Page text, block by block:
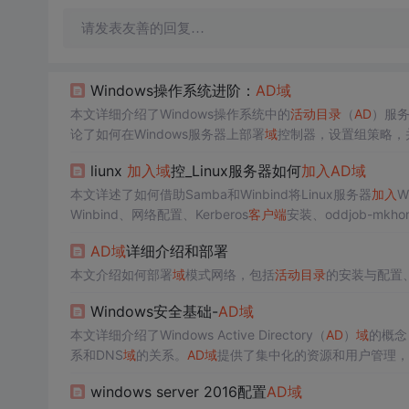
请发表友善的回复…
Windows操作系统进阶： AD域
本文详细介绍了Windows操作系统中的活动目录 （ AD ）服
论了如何在Windows服务器上部署域控制器，设置组策略
liunx 加入域控_Linux服务器如何加入AD域
本文详述了如何借助Samba和Winbind将Linux服务器加入
Winbind、网络配置、Kerberos客户端安装、oddjob-
AD域详细介绍和部署
本文介绍如何部署域模式网络，包括活动目录的安装与配置
Windows安全基础-AD域
本文详细介绍了Windows Active Directory（ AD ） 域的概
系和DNS域的关系。 AD域提供了集中化的资源和用户管理
windows server 2016配置AD域